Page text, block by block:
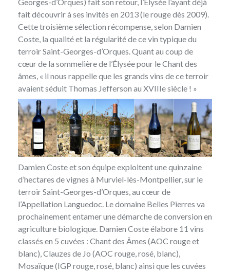
fait découvrir à ses invités en 2013 (le rouge dès 2009).
Cette troisième sélection récompense, selon Damien
Coste, la qualité et la régularité de ce vin typique du
terroir Saint-Georges-d’Orques. Quant au coup de
cœur de la sommelière de l’Élysée pour le Chant des
âmes, « il nous rappelle que les grands vins de ce terroir
avaient séduit Thomas Jefferson au XVIIIe siècle ! »
Damien Coste et son équipe exploitent une quinzaine
d’hectares de vignes à Murviel-lès-Montpellier, sur le
terroir Saint-Georges-d’Orques, au cœur de
l’Appellation Languedoc. Le domaine Belles Pierres va
prochainement entamer une démarche de conversion en
agriculture biologique. Damien Coste élabore 11 vins
classés en 5 cuvées : Chant des Âmes (AOC rouge et
blanc), Clauzes de Jo (AOC rouge, rosé, blanc),
Mosaïque (IGP rouge, rosé, blanc) ainsi que les cuvées